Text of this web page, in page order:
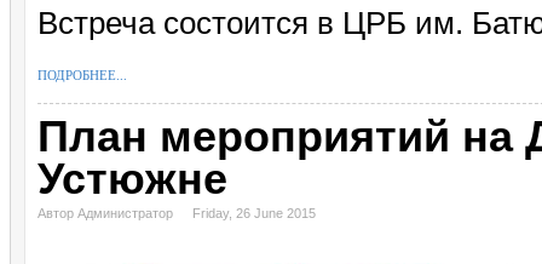
Встреча состоится в ЦРБ им.
ПОДРОБНЕЕ...
План мероприятий на
Устюжне
Автор Администратор Friday, 26 June 2015